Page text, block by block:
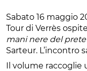
Sabato 16 maggio
Tour di Verrès
mani nere del
Sarteur. L’incontro
Il volume raccoglie